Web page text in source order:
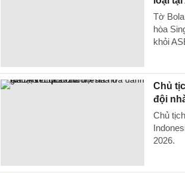
Tờ
hòa
khỏi
Chủ
đội
Chủ
2026.